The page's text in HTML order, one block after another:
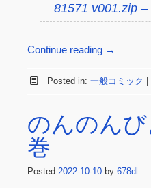
81571 v001.zip
Continue reading →
Posted in: 一般コミック
のんのんび
巻
Posted 2022-10-10 by 678dl